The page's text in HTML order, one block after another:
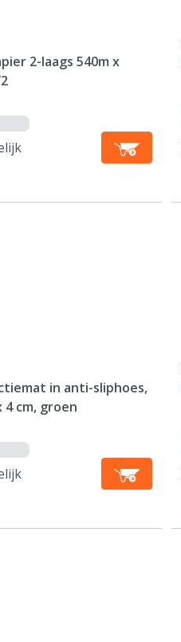
2-laags 540m x
in anti-sliphoes,
4 cm, groen